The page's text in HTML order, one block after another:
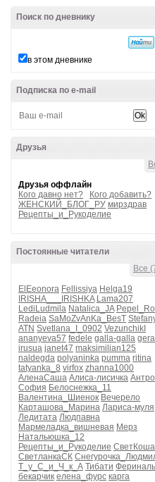
Поиск по дневнику
в этом дневнике
Подписка по e-mail
Друзья
Друзья оффлайн
Кого давно нет?
Кого добавить?
ЖЕНСКИЙ_БЛОГ_РУ мирздрав
Рецепты_и_Рукоделие
Постоянные читатели
Все
ElEeonora Fellissiya Helga19
IRISHA___IRISHKA Lama207
LediLudmila Natalica_JA
Radeia SaMoZvAnKa_BesT
ATN Svetlana_I_0902 VezunchikI
ananyeva57 fedele galla-galla
irusua janet47 maksimilian125
naldegda polyaninka pumma ritina
tatyanka_8 virfox zhanna1000
АленаСаша Алиса-лисичка
София Белоснежка_11
Валентина_Шиенок Вечерело
Карташова_Марина Лариса-муля
Ледитата Людпавна
Мармеладка_вишневая Мерз
Натальюшка_12
Рецепты_и_Рукоделие СветКоша
СветланкаСК
Т_у_С_и_Ч_к_А Тибати Фериналь
бекарчик елена_фурс карга